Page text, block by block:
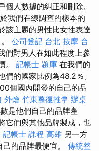
人數據的糾正和刪除。
我們在線調查的樣本的
該主題的男性比女性表達
公司登記 台北 按摩 台
們對男人在如此程度上參
。 記帳士 題庫 在我們的
們的國家比例為48.2％。
個國內開發的自己的品
外燴 竹東整復推拿 辦桌
是他們自己的品牌產
它們與其他品牌製成，也
記帳士 課程 高雄 另一方
的品牌最便宜。 傳統整